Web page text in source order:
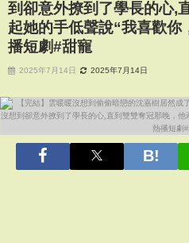
到卻意外撩到了學長的心,
起她的手低聲說“我喜歡你
播短劇#甜寵
2025年7月14日 2025年7月14日